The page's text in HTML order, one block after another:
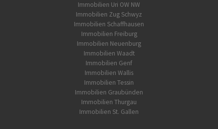
Immobilien Uri OW NW
Immobilien Zug Schwyz
Immobilien Schaffhausen
Immobilien Freiburg
Immobilien Neuenburg
Immobilien Waadt
Immobilien Genf
Immobilien Wallis
Immobilien Tessin
Immobilien Graubünden
Immobilien Thurgau
Immobilien St. Gallen